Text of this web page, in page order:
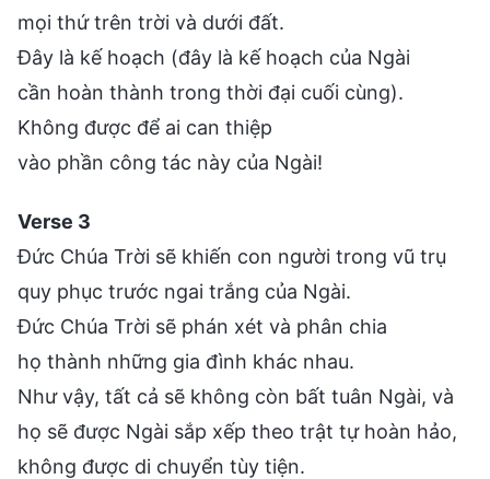
mọi thứ trên trời và dưới đất.
Đây là kế hoạch (đây là kế hoạch của Ngài
cần hoàn thành trong thời đại cuối cùng).
Không được để ai can thiệp
vào phần công tác này của Ngài!
Verse 3
Đức Chúa Trời sẽ khiến con người trong vũ trụ
quy phục trước ngai trắng của Ngài.
Đức Chúa Trời sẽ phán xét và phân chia
họ thành những gia đình khác nhau.
Như vậy, tất cả sẽ không còn bất tuân Ngài, và
họ sẽ được Ngài sắp xếp theo trật tự hoàn hảo,
không được di chuyển tùy tiện.